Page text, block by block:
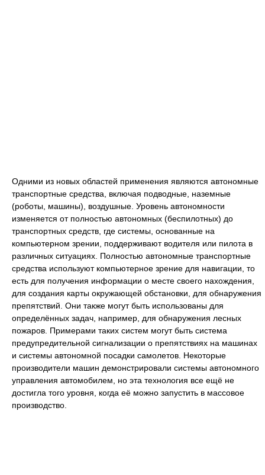
Одними из новых областей применения являются автономные
транспортные средства, включая подводные, наземные
(роботы, машины), воздушные. Уровень автономности
изменяется от полностью автономных (беспилотных) до
транспортных средств, где системы, основанные на
компьютерном зрении, поддерживают водителя или пилота в
различных ситуациях. Полностью автономные транспортные
средства используют компьютерное зрение для навигации, то
есть для получения информации о месте своего нахождения,
для создания карты окружающей обстановки, для обнаружения
препятствий. Они также могут быть использованы для
определённых задач, например, для обнаружения лесных
пожаров. Примерами таких систем могут быть система
предупредительной сигнализации о препятствиях на машинах
и системы автономной посадки самолетов. Некоторые
производители машин демонстрировали системы автономного
управления автомобилем, но эта технология все ещё не
достигла того уровня, когда её можно запустить в массовое
производство.